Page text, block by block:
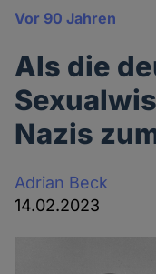
Vor 90 Jahren
Als die
Nazis
Adrian Beck
14.02.2023